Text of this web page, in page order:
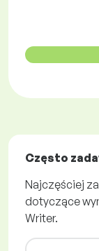
Często
Najczęściej
dotyczące
Writer.